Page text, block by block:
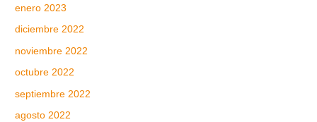
enero 2023
diciembre 2022
noviembre 2022
octubre 2022
septiembre 2022
agosto 2022